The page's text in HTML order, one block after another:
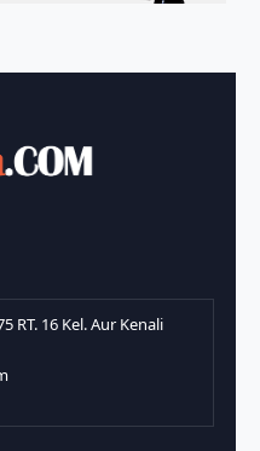
RT. 16 Kel. Aur Kenali